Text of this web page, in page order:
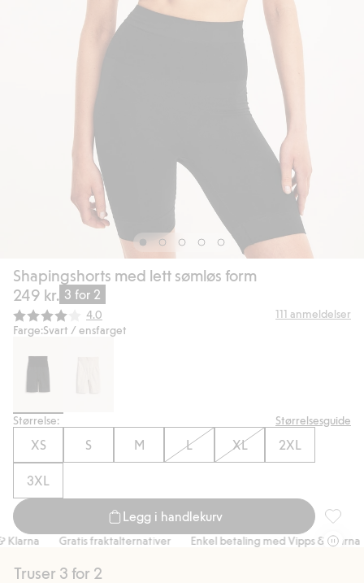
Shapingshorts med lett sømløs form
249 kr. 3 for 2
Gjennomsnittskarakter:
4.0 111 anmeldelser
Farge:Svart / ensfarget
Størrelse: Størrelsesguide
XS S M L XL 2XL
3XL
Legg i handlekurv
Gratis fraktalternativer Enkel betaling med Vipps & Klarna
Truser 3 for 2